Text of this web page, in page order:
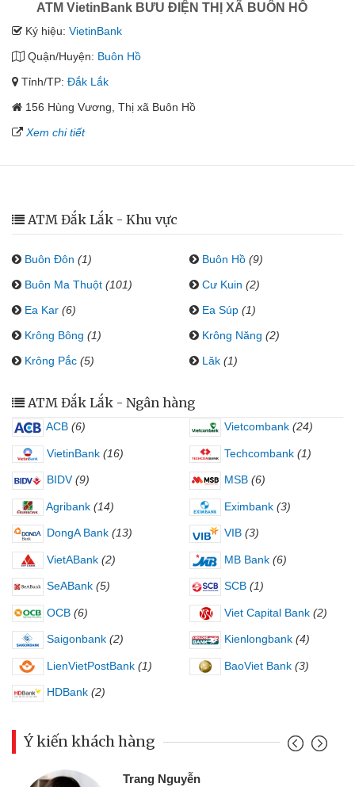
ATM VietinBank BƯU ĐIỆN THỊ XÃ BUÔN HỒ
Ký hiệu: VietinBank
Quận/Huyện: Buôn Hồ
Tỉnh/TP: Đắk Lắk
156 Hùng Vương, Thị xã Buôn Hồ
Xem chi tiết
ATM Đắk Lắk - Khu vực
Buôn Đôn (1) Buôn Hồ (9)
Buôn Ma Thuột (101) Cư Kuin (2)
Ea Kar (6) Ea Súp (1)
Krông Bông (1) Krông Năng (2)
Krông Pắc (5) Lăk (1)
ATM Đắk Lắk - Ngân hàng
ACB (6) Vietcombank (24)
VietinBank (16) Techcombank (1)
BIDV (9) MSB (6)
Agribank (14) Eximbank (3)
DongA Bank (13) VIB (3)
VietABank (2) MB Bank (6)
SeABank (5) SCB (1)
OCB (6) Viet Capital Bank (2)
Saigonbank (2) Kienlongbank (4)
LienVietPostBank (1) BaoViet Bank (3)
HDBank (2)
Ý kiến khách hàng
Trang Nguyễn